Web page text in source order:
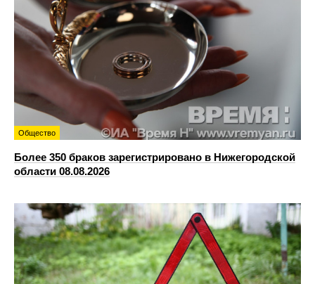
Общество
Более 350 браков зарегистрировано в Нижегородской
области 08.08.2026